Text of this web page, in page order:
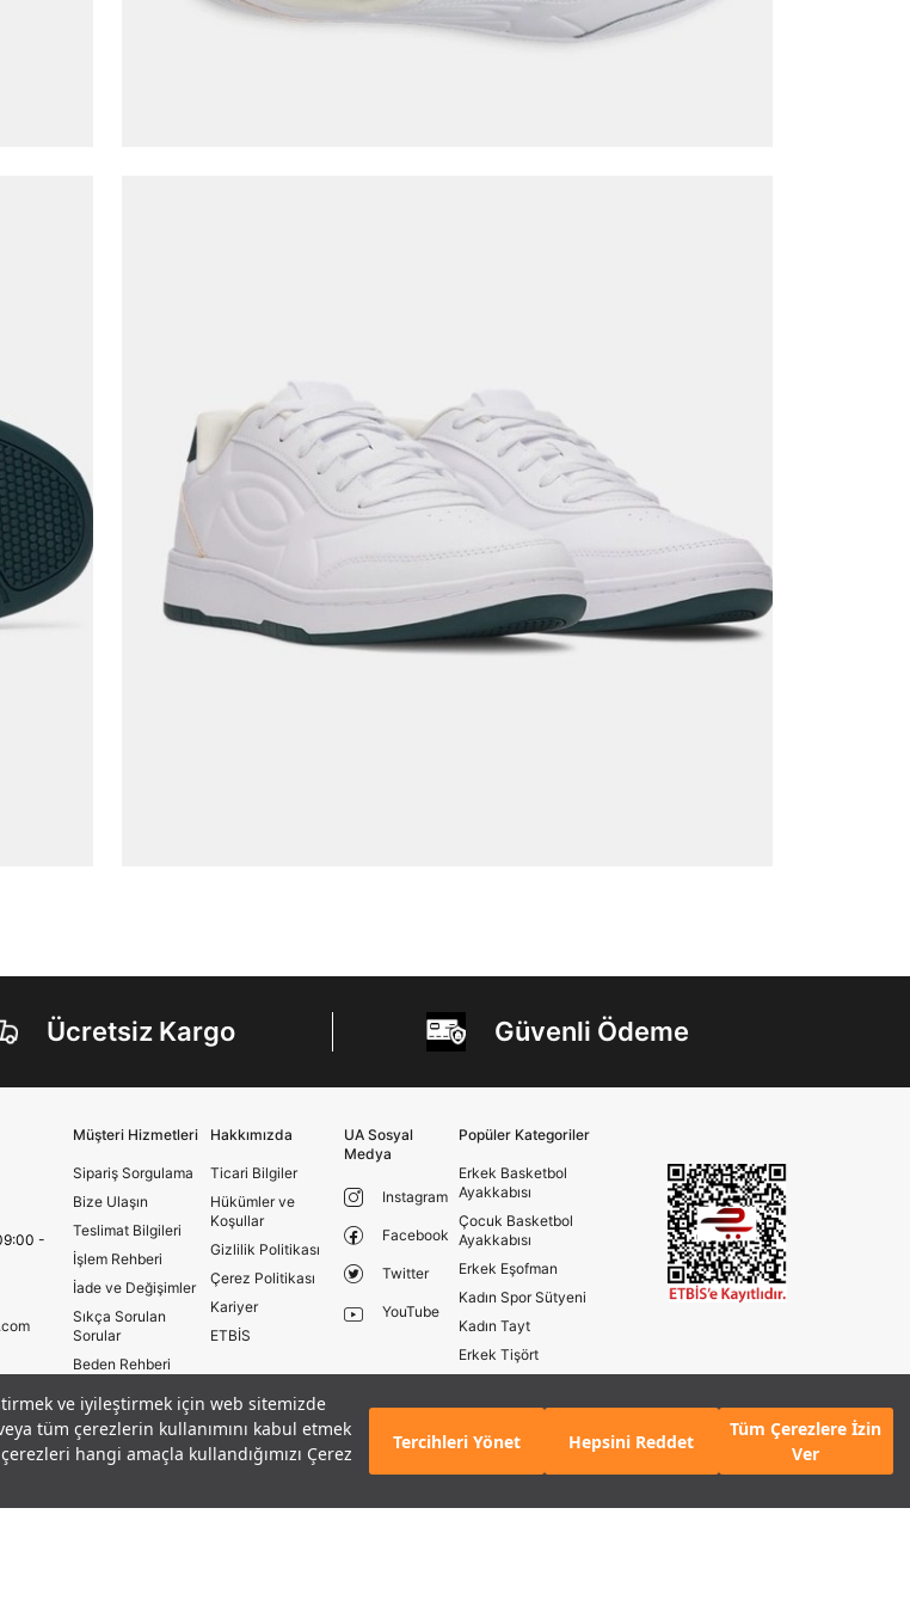
ve iyileştirmek için web sitemizde
tüm çerezlerin kullanımını kabul etmek
hangi amaçla kullandığımızı Çerez
Tercihleri Yönet Hepsini Reddet
Tüm Çerezlere İzin
Ver
SEPETE EKLE
Ücretsiz Kargo Güvenli Ödeme
-
Müşteri Hizmetleri
Sipariş Sorgulama
Bize Ulaşın
Teslimat Bilgileri
İşlem Rehberi
İade ve Değişimler
Sıkça Sorulan
Sorular
Beden Rehberi
Site Haritası
Mağazalar
Armour Club
Hakkımızda
Ticari Bilgiler
Hükümler ve
Koşullar
Gizlilik Politikası
Çerez Politikası
Kariyer
ETBİS
UA Sosyal
Medya
Instagram
Facebook
Twitter
YouTube
Popüler Kategoriler
Erkek Basketbol
Ayakkabısı
Çocuk Basketbol
Ayakkabısı
Erkek Eşofman
Kadın Spor Sütyeni
Kadın Tayt
Erkek Tişört
Kadın Koşu Ayakkabısı
Bir küçük harf karakter
Bir büyük harf
karakter
okudum ve kabul ediyorum:
Aydınlatma Metni
Hüküm ve Koşullar
Kişisel verilerimin Doğuş
Giyim ve Aksesuar Ticaret A.Ş.
Inc. ve Google LLC. ile paylaşılmasını kabul